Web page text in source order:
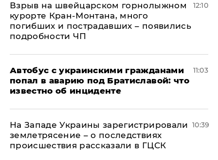
Взрыв на швейцарском горнолыжном
курорте Кран-Монтана, много
погибших и пострадавших – появились
подробности ЧП
12:10
Автобус с украинскими гражданами
попал в аварию под Братиславой: что
известно об инциденте
11:03
На Западе Украины зарегистрировали
землетрясение – о последствиях
происшествия рассказали в ГЦСК
10:39